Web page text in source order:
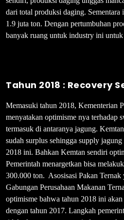
dari total produksi daging. Sementara
1.9 juta ton. Dengan pertumbuhan
banyak ruang untuk industry ini untuk
Tahun 2018 : Recovery
Memasuki tahun 2018, Kementerian
menyatakan optimisme nya terhadap
termasuk di antaranya jagung.
sudah surplus sehingga supply
2018 ini. Bahkan Kemtan sendiri
Pemerintah menargetkan bisa
300.000 ton. Asosisasi Pakan Ternak
Gabungan Perusahaan Makanan
optimisme bahwa tahun 2018 ini
dengan tahun 2017. Langkah